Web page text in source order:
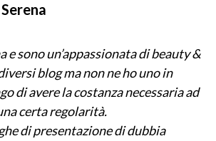
e sono un’appassionata di beauty &
blog ma non ne ho uno in
di avere la costanza necessaria ad
certa regolarità.
di presentazione di dubbia